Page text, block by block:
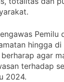
Pemilu
hingga
agar
terhadap
2024.